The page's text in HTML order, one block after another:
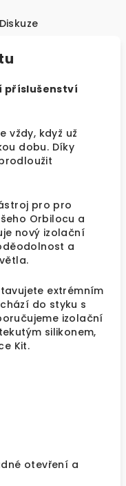
Diskuze
příslušenství
vždy, když už
dobu. Díky
pro pro
Orbilocu a
nový izolační
a
extrémním
do styku s
izolační
silikonem,
Kit.
otevření a